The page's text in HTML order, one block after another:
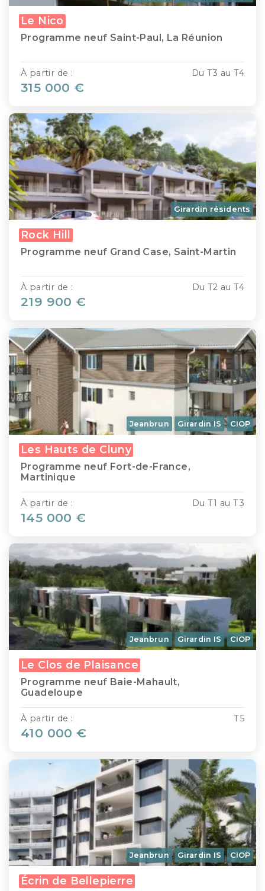
Le Nico
Programme neuf Saint-Paul, La Réunion
Du T3 au T4
À partir de :
315 000 €
Girardin résidents
Rock Hill
Programme neuf Grand Case, Saint-Martin
Du T2 au T4
À partir de :
219 900 €
Jeanbrun Girardin IS CIOP
Les Hauts de Cluny
Programme neuf Fort-de-France,
Martinique
Du T1 au T3
À partir de :
145 000 €
Jeanbrun Girardin IS CIOP
Le Clos de Plaisance
Programme neuf Baie-Mahault,
Guadeloupe
T5
À partir de :
410 000 €
Jeanbrun Girardin IS CIOP
Écrin de Bellepierre